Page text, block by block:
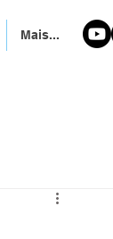
Mais...